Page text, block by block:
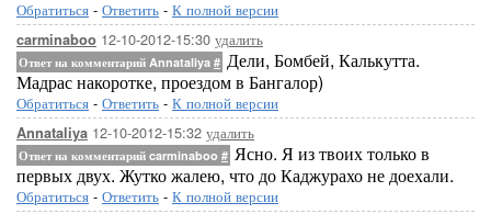
Обратиться - Ответить - К полной версии
carminaboo 12-10-2012-15:30 удалить
Ответ на комментарий Annataliya # Дели, Бомбей, Калькутта.
Мадрас накоротке, проездом в Бангалор)
Обратиться - Ответить - К полной версии
Annataliya 12-10-2012-15:32 удалить
Ответ на комментарий carminaboo # Ясно. Я из твоих только в
первых двух. Жутко жалею, что до Каджурахо не доехали.
Обратиться - Ответить - К полной версии